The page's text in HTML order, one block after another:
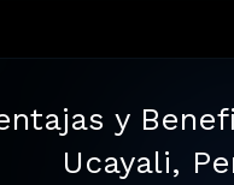
y
Ucayali,